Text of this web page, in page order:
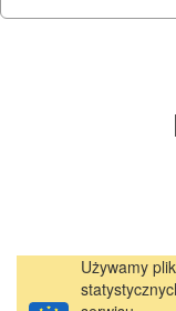
Używamy